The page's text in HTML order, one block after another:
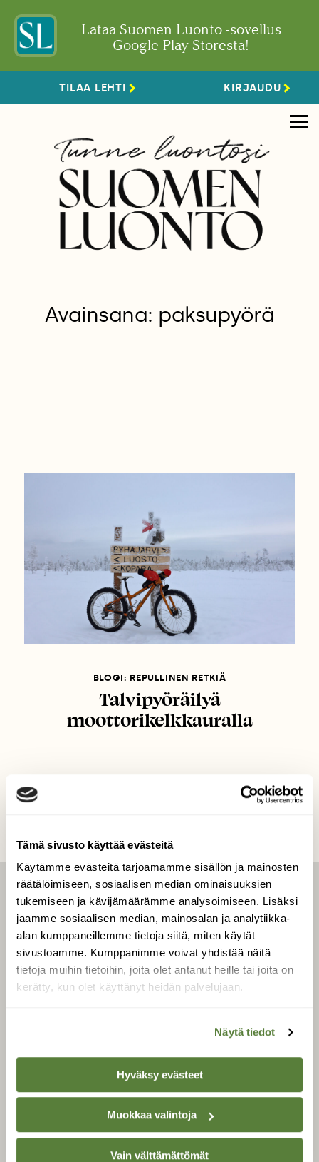
Tämä sivusto käyttää evästeitä
Käytämme evästeitä tarjoamamme sisällön ja mainosten
räätälöimiseen, sosiaalisen median ominaisuuksien
tukemiseen ja kävijämäärämme analysoimiseen. Lisäksi
jaamme sosiaalisen median, mainosalan ja analytiikka-
alan kumppaneillemme tietoja siitä, miten käytät
sivustoamme. Kumppanimme voivat yhdistää näitä
tietoja muihin tietoihin, joita olet antanut heille tai joita on
kerätty, kun olet käyttänyt heidän palvelujaan.
Näytä tiedot
Hyväksy evästeet
Muokkaa valintoja
Vain välttämättömät
Lataa Suomen Luonto -sovellus
Google Play Storesta!
TILAA LEHTI KIRJAUDU
Avainsana: paksupyörä
BLOGI: REPULLINEN RETKIÄ
Talvipyöräilyä
moottorikelkkauralla
LEHTI
Uusin lehti
Tilaa Suomen Luonto
Tilaa digilukuoikeus
Äänestä parasta juttua
SUOMEN LUONNON­
Suomen Luonto -lehden
kustantaja onSuomen
luonnonsuojelu­liitto.